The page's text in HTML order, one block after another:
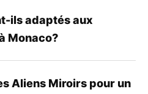
ils adaptés aux
Monaco?
Aliens Miroirs pour un